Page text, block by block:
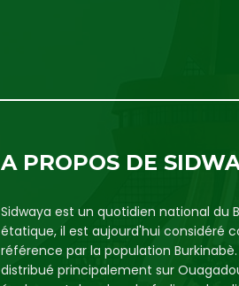
A PROPOS DE
Sidwaya est un quotidien national du
étatique, il est aujourd'hui considéré
référence par la population
distribué principalement sur